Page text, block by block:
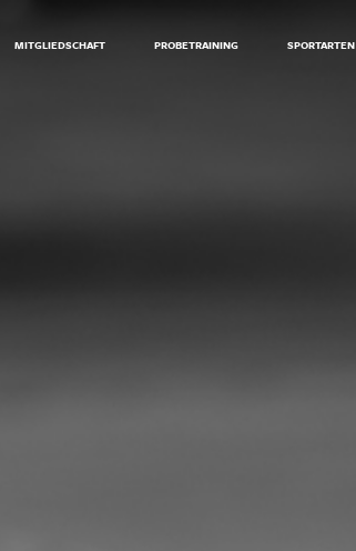
MITGLIEDSCHAFT PROBETRAINING SPORTARTEN